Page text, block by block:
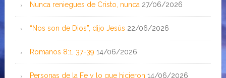
Nunca reniegues de Cristo, nunca 27/06/2026
“Nos son de Dios”, dijo Jesús 22/06/2026
Romanos 8:1, 37-39 14/06/2026
Personas de la Fe y lo que hicieron 14/06/2026